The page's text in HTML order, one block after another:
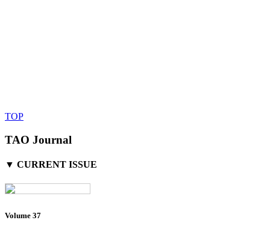
TOP
TAO Journal
▼ CURRENT ISSUE
Volume 37